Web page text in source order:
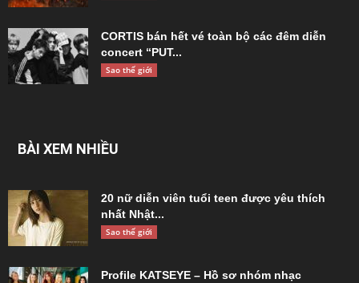
CORTIS bán hết vé toàn bộ các đêm diễn
concert “PUT...
Sao thế giới
BÀI XEM NHIỀU
20 nữ diễn viên tuổi teen được yêu thích
nhất Nhật...
Sao thế giới
Profile KATSEYE – Hồ sơ nhóm nhạc